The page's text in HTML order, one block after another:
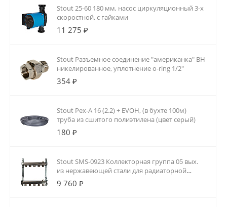
Stout 25-60 180 мм, насос циркуляционный 3-х
скоростной, с гайками
11 275 ₽
Stout Разъемное соединение "американка" ВН
никелированное, уплотнение o-ring 1/2"
354 ₽
Stout Pex-A 16 (2.2) + EVOH, (в бухте 100м)
труба из сшитого полиэтилена (цвет серый)
180 ₽
Stout SMS-0923 Коллекторная группа 05 вых.
из нержавеющей стали для радиаторной
разводки
9 760 ₽